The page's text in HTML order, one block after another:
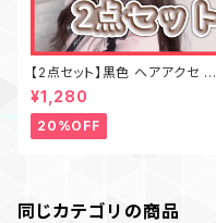
【2点セット】黒色 ヘアアクセ 天
使界隈 地雷 サブカル 天使の羽
リボン
¥1,280
20%OFF
同じカテゴリの商品